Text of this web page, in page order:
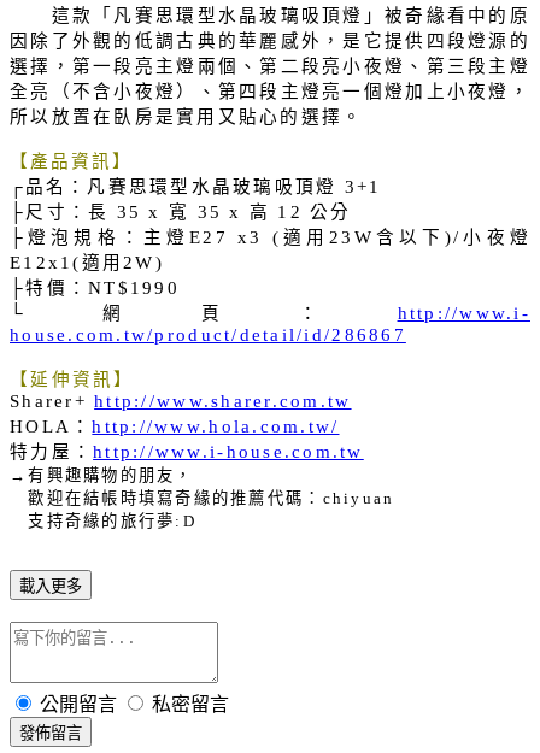
這款「凡賽思環型水晶玻璃吸頂燈」被奇緣看中的原
因除了外觀的低調古典的華麗感外，是它提供四段燈源的
選擇，第一段亮主燈兩個、第二段亮小夜燈、第三段主燈
全亮（不含小夜燈）、第四段主燈亮一個燈加上小夜燈，
所以放置在臥房是實用又貼心的選擇。
【產品資訊】
┌品名： 凡賽思環型水晶玻璃吸頂燈 3+1
├尺寸：長 35 x 寬 35 x 高 12公分
├燈泡規格：主燈E27 x3 ( 適用 23W 含以下)/ 小夜燈
E12x1(適用 2W)
├特價：NT$1990
└網頁：
http://www.i-
house.com.tw/product/detail/id/286867
【延伸資訊】
Sharer+http://www.sharer.com.tw
HOLA ：http://www.hola.com.tw/
特力屋：http://www.i-house.com.tw
→有興趣購物的朋友，
歡迎在結帳時填寫奇緣的推薦代碼： chiyuan
支持奇緣的旅行夢 :D
載入更多
公開留言 私密留言
發佈留言